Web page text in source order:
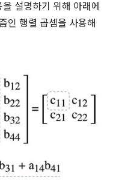
설명하기 위해 아래에
인 행렬 곱셈을 사용해